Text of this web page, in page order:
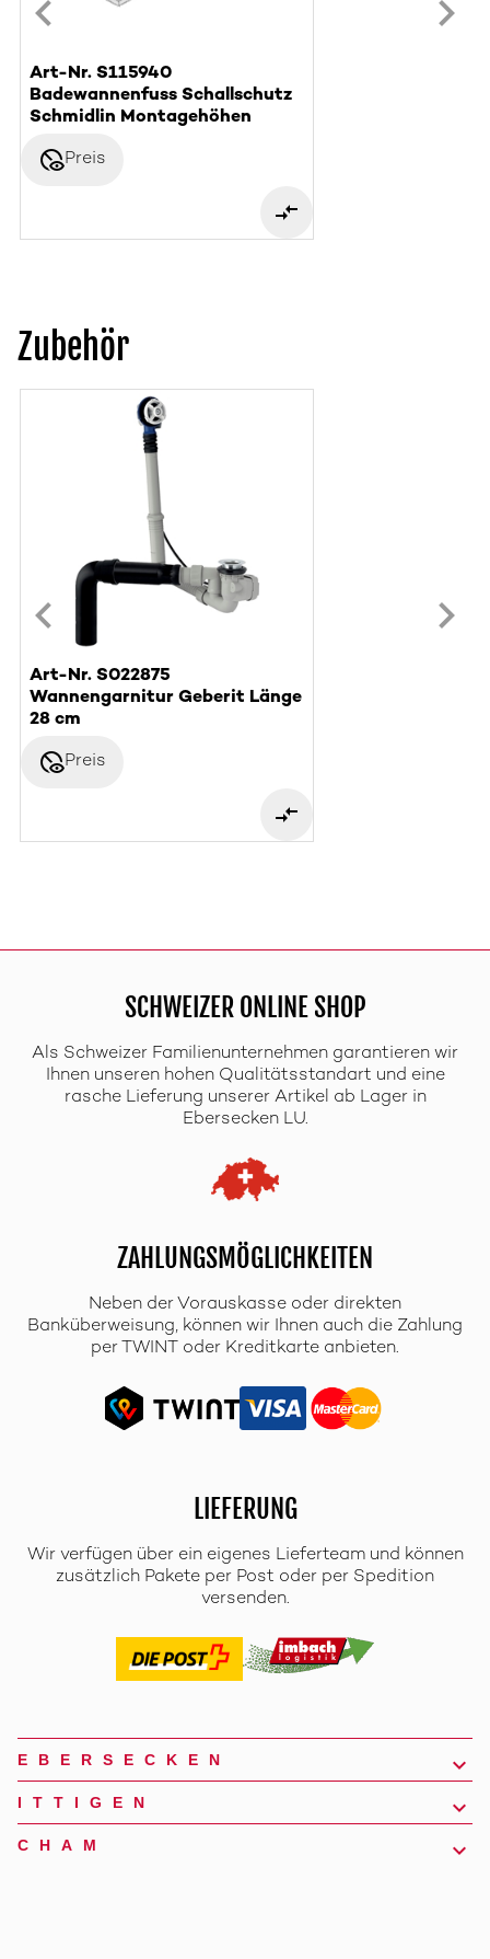
Art-Nr. S115940
Badewannenfuss Schallschutz
Schmidlin Montagehöhen
disabled_visiblePreis
Zubehör
Art-Nr. S022875
Wannengarnitur Geberit Länge
28 cm
disabled_visiblePreis
SCHWEIZER ONLINE SHOP
Als Schweizer Familienunternehmen garantieren wir
Ihnen unseren hohen Qualitätsstandart und eine
rasche Lieferung unserer Artikel ab Lager in
Ebersecken LU.
ZAHLUNGSMÖGLICHKEITEN
Neben der Vorauskasse oder direkten
Banküberweisung, können wir Ihnen auch die Zahlung
per TWINT oder Kreditkarte anbieten.
LIEFERUNG
Wir verfügen über ein eigenes Lieferteam und können
zusätzlich Pakete per Post oder per Spedition
versenden.
EBERSECKEN
ITTIGEN
CHAM